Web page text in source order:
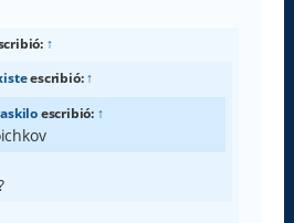
↑
escribió:↑
escribió: ↑